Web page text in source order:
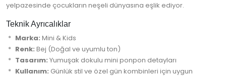
yelpazesinde çocukların neşeli dünyasına eşlik ediyor.
Teknik Ayrıcalıklar
Marka: Mini & Kids
Renk: Bej (Doğal ve uyumlu ton)
Tasarım: Yumuşak dokulu mini ponpon detayları
Kullanım: Günlük stil ve özel gün kombinleri için uygun